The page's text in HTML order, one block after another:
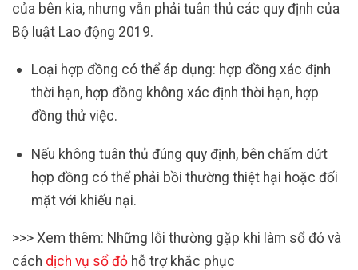
của bên kia, nhưng vẫn phải tuân thủ các quy định của
Bộ luật Lao động 2019.
Loại hợp đồng có thể áp dụng: hợp đồng xác định
thời hạn, hợp đồng không xác định thời hạn, hợp
đồng thử việc.
Nếu không tuân thủ đúng quy định, bên chấm dứt
hợp đồng có thể phải bồi thường thiệt hại hoặc đối
mặt với khiếu nại.
>>> Xem thêm: Những lỗi thường gặp khi làm sổ đỏ và
cách dịch vụ sổ đỏ hỗ trợ khắc phục